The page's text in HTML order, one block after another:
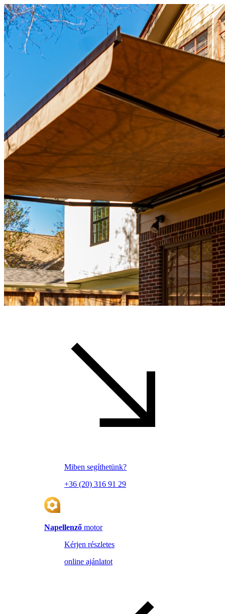
Miben segíthetünk?
+36 (20) 316 91 29
Napellenző motor
Kérjen részletes
online ajánlatot